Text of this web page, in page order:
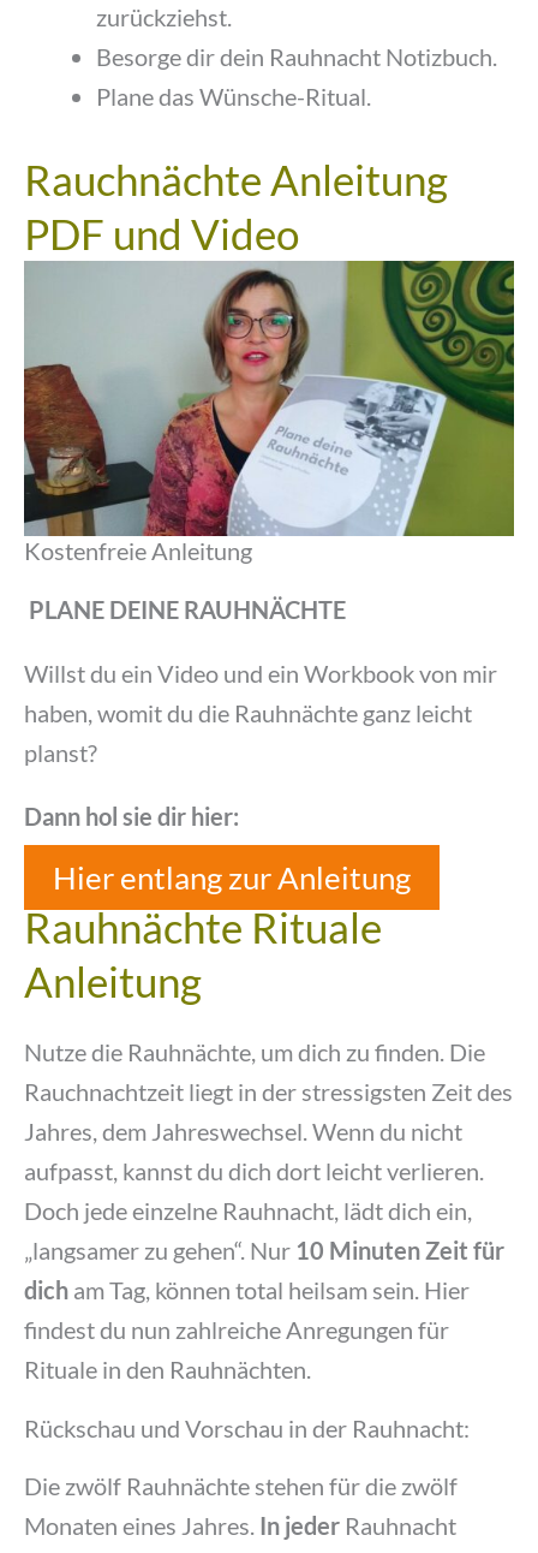
zurückziehst.
Besorge dir dein Rauhnacht Notizbuch.
Plane das Wünsche-Ritual.
Rauchnächte Anleitung
PDF und Video
Kostenfreie Anleitung
PLANE DEINE RAUHNÄCHTE
Willst du ein Video und ein Workbook von mir
haben, womit du die Rauhnächte ganz leicht
planst?
Dann hol sie dir hier:
Hier entlang zur Anleitung
Rauhnächte Rituale
Anleitung
Nutze die Rauhnächte, um dich zu finden. Die
Rauchnachtzeit liegt in der stressigsten Zeit des
Jahres, dem Jahreswechsel. Wenn du nicht
aufpasst, kannst du dich dort leicht verlieren.
Doch jede einzelne Rauhnacht, lädt dich ein,
„langsamer zu gehen“. Nur 10 MinutenZeit für
dich am Tag, können total heilsam sein. Hier
findest du nun zahlreiche Anregungen für
Rituale in den Rauhnächten.
Rückschau und Vorschau in der Rauhnacht:
Die zwölf Rauhnächte stehen für die zwölf
Monaten eines Jahres. In jeder Rauhnacht